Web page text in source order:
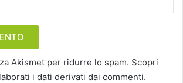
Akismet per ridurre lo spam. Scopri
i dati derivati dai commenti.